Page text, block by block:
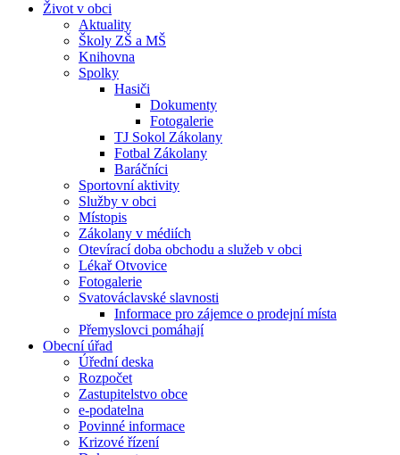
Život v obci
Aktuality
Školy ZŠ a MŠ
Knihovna
Spolky
Hasiči
Dokumenty
Fotogalerie
TJ Sokol Zákolany
Fotbal Zákolany
Baráčníci
Sportovní aktivity
Služby v obci
Místopis
Zákolany v médiích
Otevírací doba obchodu a služeb v obci
Lékař Otvovice
Fotogalerie
Svatováclavské slavnosti
Informace pro zájemce o prodejní místa
Přemyslovci pomáhají
Obecní úřad
Úřední deska
Rozpočet
Zastupitelstvo obce
e-podatelna
Povinné informace
Krizové řízení